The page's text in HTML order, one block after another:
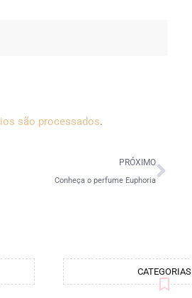
são processados.
PRÓXIMO
Conheça o perfume Euphoria
CATEGORIAS